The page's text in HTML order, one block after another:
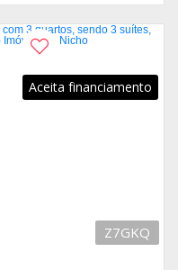
Aceita financiamento
Z7GKQ